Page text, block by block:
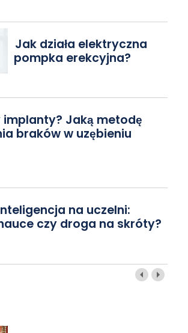
Jak działa elektryczna
pompka erekcyjna?
implanty? Jaką metodę
braków w uzębieniu
na uczelni:
czy droga na skróty?